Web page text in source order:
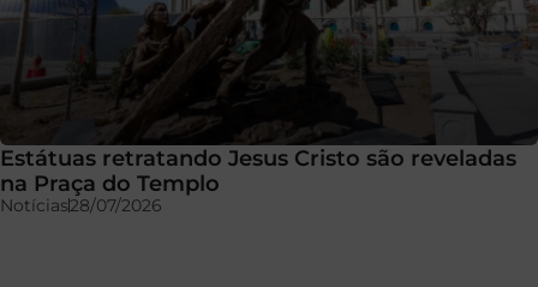
Estátuas retratando Jesus Cristo são reveladas
na Praça do Templo
Notícias28/07/2026